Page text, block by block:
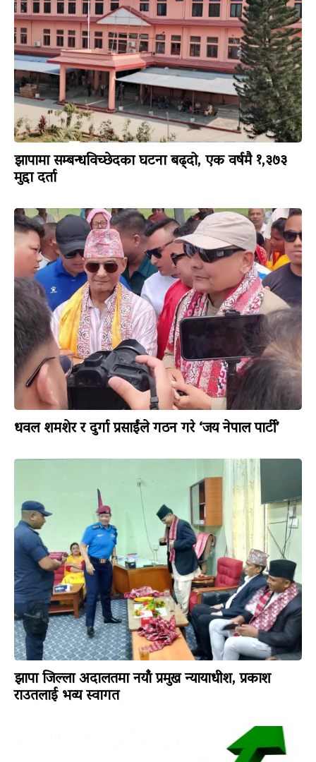
झापामा सम्बन्धविच्छेदका घटना बढ्दो, एक वर्षमै १,३७३
मुद्दा दर्ता
धवल शमशेर र दुर्गा प्रसाईंले गठन गरे ‘जय नेपाल पार्टी’
झापा जिल्ला अदालतमा नयाँ प्रमुख न्यायाधीश, प्रकाश
राउतलाई भव्य स्वागत